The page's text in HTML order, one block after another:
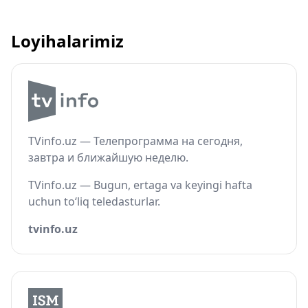
Loyihalarimiz
TVinfo.uz — Телепрограмма на сегодня,
завтра и ближайшую неделю.
TVinfo.uz — Bugun, ertaga va keyingi hafta
uchun to‘liq teledasturlar.
tvinfo.uz